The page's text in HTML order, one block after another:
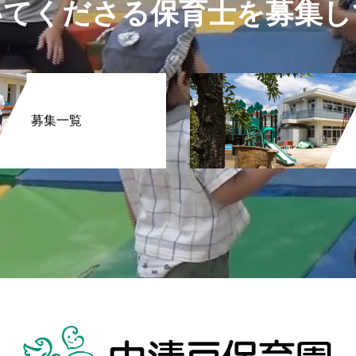
くださる保育士を募集
募集一覧